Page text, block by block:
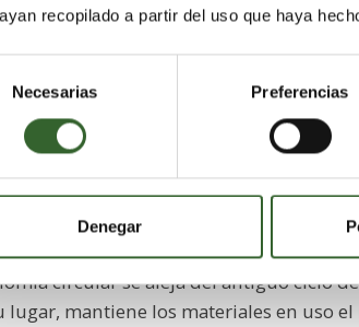
recopilado a partir del uso que haya
Necesarias Preferencias
Denegar
salud: reducir el
parte de un esfuerzo mayor hacia
alimentarios, las industrias pueden
y creando nuevos productos.
circular: económico, social y
circular se aleja del antiguo ciclo
lugar, mantiene los materiales en uso